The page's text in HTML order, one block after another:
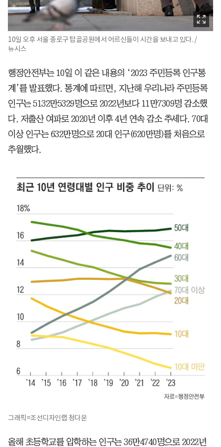
10일 오후 서울 종로구 탑골공원에서 어르신들이 시간을 보내고 있다. /
뉴시스
행정안전부는 10일 이 같은 내용의 ‘2023 주민등록 인구통
계’를 발표했다. 통계에 따르면, 지난해 우리나라 주민등록
인구는 5132만5329명으로 2022년보다 11만7309명 감소했
다. 저출산 여파로 2020년 이후 4년 연속 감소 추세다. 70대
이상 인구는 632만명으로 20대 인구(620만명)를 처음으로
추월했다.
그래픽=조선디자인랩 정다운
올해 초등학교를 입학하는 인구는 36만4740명으로 2022년